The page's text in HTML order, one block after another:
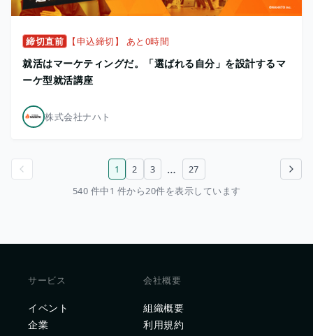
締切直前 【申込締切】 あと0時間
就活はマーケティングだ。「選ばれる自分」を設計するマ
ーケ型就活講座
株式会社ナハト
次のページ
1 2 3 …
27
540 件中1 件から20件を表示しています
サービス
イベント
企業
会社概要
組織概要
利用規約